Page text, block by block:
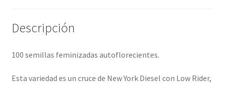
Descripción
100 semillas feminizadas autoflorecientes.
Esta variedad es un cruce de New York Diesel con Low Rider,